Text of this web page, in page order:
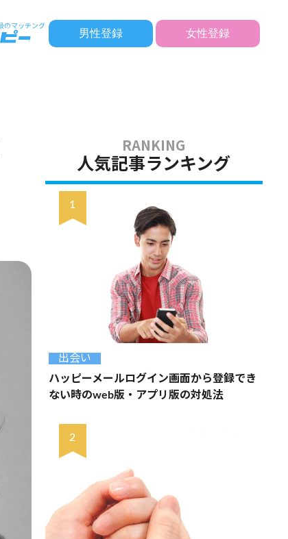
男性登録 女性登録
人気記事ランキング
出会い
ハッピーメールログイン画面から登録でき
ない時のweb版・アプリ版の対処法